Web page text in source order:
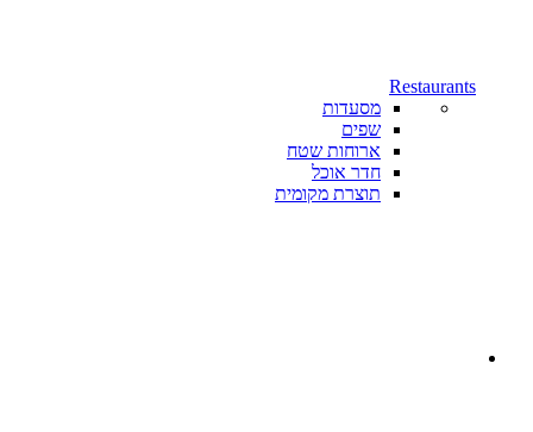
Restaurants
מסעדות
שפים
ארוחות שטח
חדר אוכל
תוצרת מקומית